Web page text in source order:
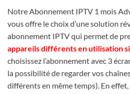
Notre Abonnement IPTV 1 mois
vous offre le choix d’une solution
abonnement IPTV qui permet de
appareils différents en utilisation
choisissez l’abonnement avec 3
la possibilité de regarder vos
différents en même temps). En